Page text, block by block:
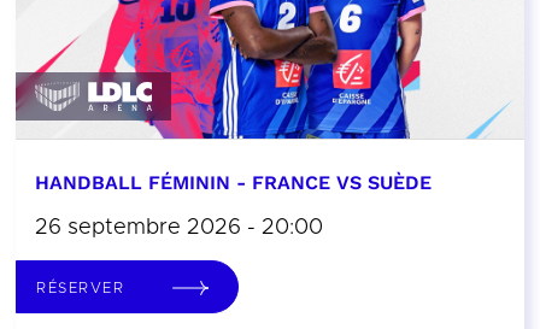
HANDBALL FÉMININ - FRANCE VS SUÈDE
26 septembre 2026 - 20:00
RÉSERVER